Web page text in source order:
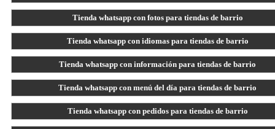
Tienda whatsapp con fotos para tiendas de barrio
Tienda whatsapp con idiomas para tiendas de barrio
Tienda whatsapp con información para tiendas de barrio
Tienda whatsapp con menú del día para tiendas de barrio
Tienda whatsapp con pedidos para tiendas de barrio